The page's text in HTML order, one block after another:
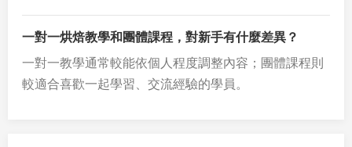
一對一烘焙教學和團體課程，對新手有什麼差異？
一對一教學通常較能依個人程度調整內容；團體課程則
較適合喜歡一起學習、交流經驗的學員。